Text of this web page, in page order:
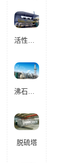
脱硫塔